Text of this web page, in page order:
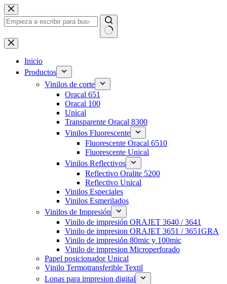
Saltar
al
contenido
Sin
resultados
Inicio
Productos
Vinilos de corte
Oracal 651
Oracal 100
Unical
Transparente Oracal 8300
Vinilos Fluorescente
Fluorescente Oracal 6510
Fluorescente Unical
Vinilos Reflectivos
Reflectivo Oralite 5200
Reflectivo Unical
Vinilos Especiales
Vinilos Esmerilados
Vinilos de Impresión
Vinilo de impresión ORAJET 3640 / 3641
Vinilo de impresion ORAJET 3651 / 3651GRA
Vinilo de impresión 80mic y 100mic
Vinilo de impresion Microperforado
Papel posicionador Unical
Vinilo Termotransferible Textil
Lonas para impresion digital